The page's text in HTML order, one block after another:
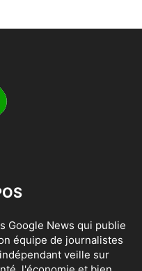
Google News qui publie
équipe de journalistes
veille sur